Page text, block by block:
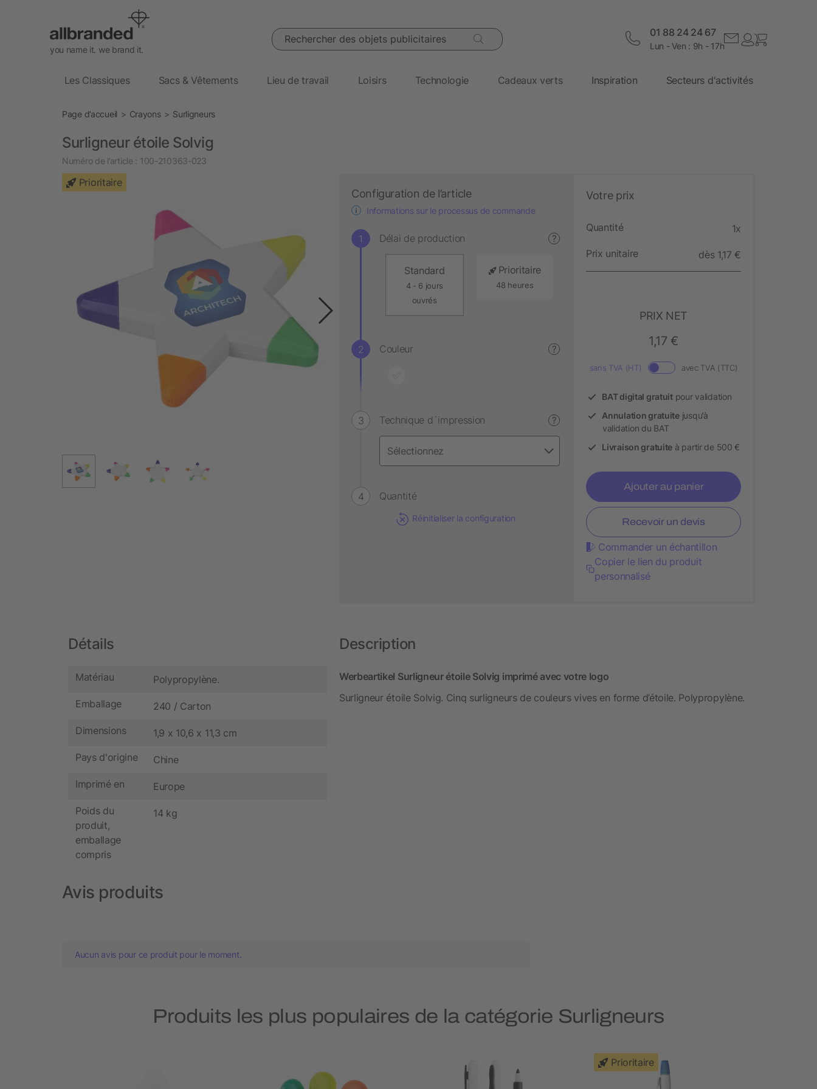
you name it. we brand it.
Rechercher des objets publicitaires 01 88 24 24 67
Lun - Ven : 9h - 17h
Les Classiques Sacs & Vêtements Lieu de travail Loisirs Technologie Cadeaux verts Inspiration Secteurs d'activités
Page d’accueil Crayons Surligneurs
Surligneur étoile Solvig
Numéro de l’article : 100-210363-023
Prioritaire
Configuration de l’article
Informations sur le processus de commande
Délai de production ?
Standard
4 - 6 jours
ouvrés
Prioritaire
48 heures
Couleur ?
Technique d´impression ?
Quantité
Réinitialiser la configuration
Votre prix
Quantité 1x
Prix unitaire dès 1,17 €
PRIX NET
1,17 €
sans TVA (HT) avec TVA (TTC)
BAT digital gratuitpour validation
Annulation gratuitejusqu’à
validation du BAT
Livraison gratuite à partir de 500 €
Ajouter au panier
Recevoir un devis
Commander un échantillon
Copier le lien du produit
personnalisé
Détails
Matériau Polypropylène.
Emballage 240 / Carton
Dimensions 1,9 x 10,6 x 11,3 cm
Pays d'origine Chine
Imprimé en Europe
Poids du
produit,
emballage
compris
14 kg
Description
Werbeartikel Surligneur étoile Solvig imprimé avec votre logo
Surligneur étoile Solvig. Cinq surligneurs de couleurs vives en forme d’étoile. Polypropylène.
Avis produits
Aucun avis pour ce produit pour le moment.
Produits les plus populaires de la catégorie Surligneurs
Prioritaire